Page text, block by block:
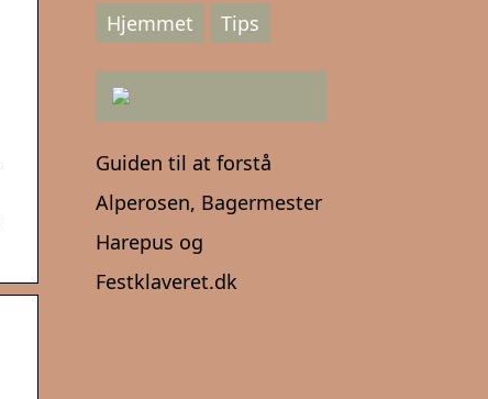
Hjemmet
Tips
Guiden til at forstå
Alperosen, Bagermester
Harepus og
Festklaveret.dk